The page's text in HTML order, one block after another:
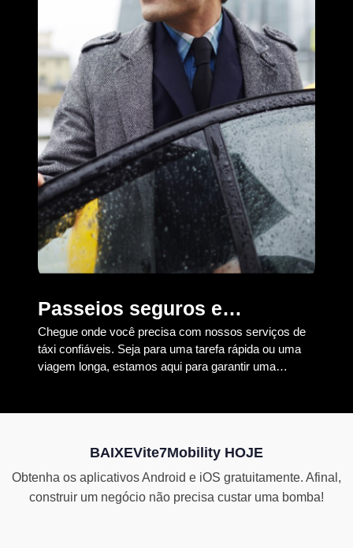
Passeios seguros e
convenientes
Chegue onde você precisa com nossos serviços de
táxi confiáveis. Seja para uma tarefa rápida ou uma
viagem longa, estamos aqui para garantir uma
BAIXEVite7Mobility HOJE
Obtenha os aplicativos Android e iOS gratuitamente. Afinal,
construir um negócio não precisa custar uma bomba!